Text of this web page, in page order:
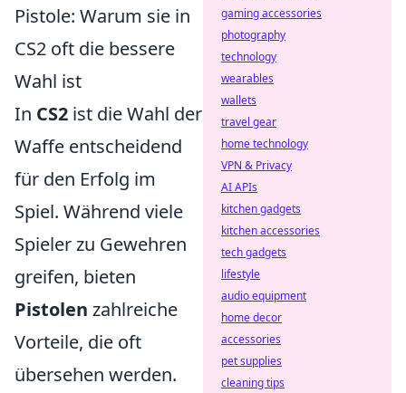
Pistole: Warum sie in
CS2 oft die bessere
Wahl ist
In CS2 ist die Wahl der
Waffe entscheidend
für den Erfolg im
Spiel. Während viele
Spieler zu Gewehren
greifen, bieten
Pistolen zahlreiche
Vorteile, die oft
übersehen werden.
gaming accessories
photography
technology
wearables
wallets
travel gear
home technology
VPN & Privacy
AI APIs
kitchen gadgets
kitchen accessories
tech gadgets
lifestyle
audio equipment
home decor
accessories
pet supplies
cleaning tips